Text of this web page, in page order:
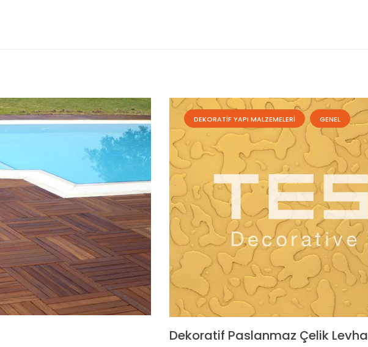
DEKORATIF YAPI MALZEMELERI GENEL
Dekoratif Paslanmaz Çelik Levha